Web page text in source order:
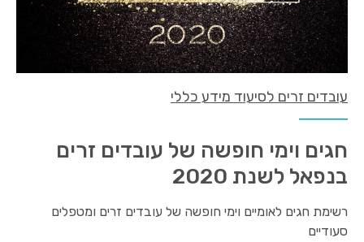
עובדים זרים לסיעוד מידע כללי
חגים וימי חופשה של עובדים זרים
בנפאל לשנת 2020
רשימת חגים לאומיים וימי חופשה של עובדים זרים ומטפלים
סעודיים